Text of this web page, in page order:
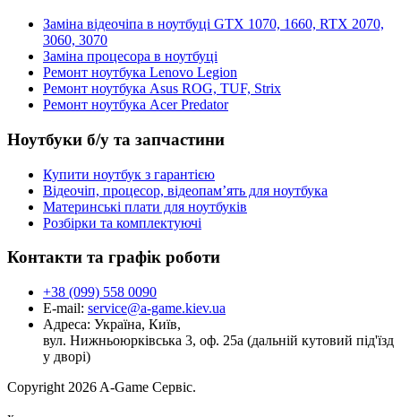
Заміна відеочіпа в ноутбуці GTX 1070, 1660, RTX 2070,
3060, 3070
Заміна процесора в ноутбуці
Ремонт ноутбука Lenovo Legion
Ремонт ноутбука Asus ROG, TUF, Strix
Ремонт ноутбука Acer Predator
Ноутбуки б/у та запчастини
Купити ноутбук з гарантією
Відеочіп, процесор, відеопам’ять для ноутбука
Материнські плати для ноутбуків
Розбірки та комплектуючі
Контакти та графік роботи
+38 (099) 558 0090
E-mail: service@a-game.kiev.ua
Адреса: Україна, Київ,
вул. Нижньоюрківська 3, оф. 25а (дальній кутовий під'їзд
у дворі)
Copyright 2026 A-Game Сервіс.